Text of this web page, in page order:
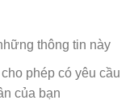
thông tin này
phép có yêu cầu
của bạn